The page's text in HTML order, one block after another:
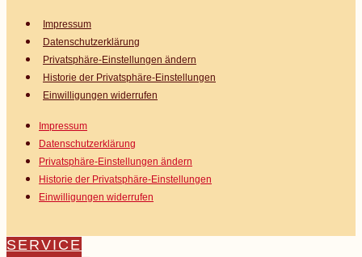
Impressum
Datenschutz­erklärung
Privatsphäre-Einstellungen ändern
Historie der Privatsphäre-Einstellungen
Einwilligungen widerrufen
Impressum
Datenschutz­erklärung
Privatsphäre-Einstellungen ändern
Historie der Privatsphäre-Einstellungen
Einwilligungen widerrufen
SERVICE